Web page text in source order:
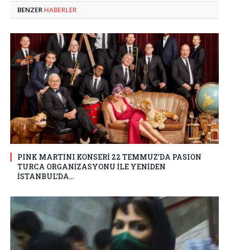
BENZER HABERLER
PINK MARTINI KONSERİ 22 TEMMUZ’DA PASION
TURCA ORGANİZASYONU İLE YENİDEN
İSTANBUL’DA…